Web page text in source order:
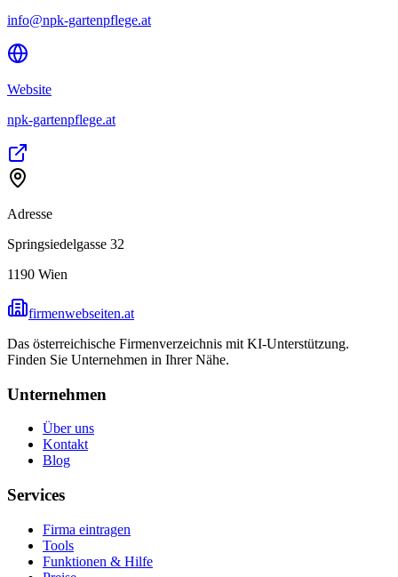
info@npk-gartenpflege.at
Website
npk-gartenpflege.at
Adresse
Springsiedelgasse 32
1190 Wien
firmenwebseiten.at
Das österreichische Firmenverzeichnis mit KI-Unterstützung.
Finden Sie Unternehmen in Ihrer Nähe.
Unternehmen
Über uns
Kontakt
Blog
Services
Firma eintragen
Tools
Funktionen & Hilfe